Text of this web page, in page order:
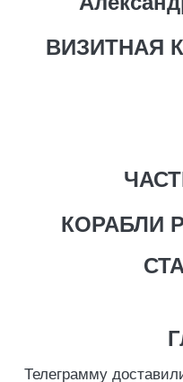
ВИЗИТНАЯ
КОРАБЛИ
Телеграмму